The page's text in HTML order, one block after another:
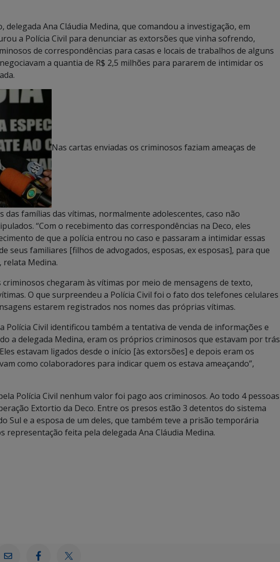
delegada Ana Cláudia Medina, que comandou a investigação, em
a Polícia Civil para denunciar as extorsões que vinha sofrendo,
de correspondências para casas e locais de trabalhos de alguns
a quantia de R$ 2,5 milhões para pararem de intimidar os
Nas cartas enviadas os criminosos faziam ameaças de
famílias das vítimas, normalmente adolescentes, caso não
“Com o recebimento das correspondências na Deco, eles
de que a polícia entrou no caso e passaram a intimidar essas
seus familiares [filhos de advogados, esposas, ex esposas], para que
relata Medina.
criminosos chegaram às vítimas por meio de mensagens de texto,
O que surpreendeu a Polícia Civil foi o fato dos telefones celulares
estarem registrados nos nomes das próprias vítimas.
Polícia Civil identificou também a tentativa de venda de informações e
a delegada Medina, eram os próprios criminosos que estavam por trás
estavam ligados desde o início [às extorsões] e depois eram os
como colaboradores para indicar quem os estava ameaçando”,
Polícia Civil nenhum valor foi pago aos criminosos. Ao todo 4 pessoas
Extortio da Deco. Entre os presos estão 3 detentos do sistema
Sul e a esposa de um deles, que também teve a prisão temporária
representação feita pela delegada Ana Cláudia Medina.